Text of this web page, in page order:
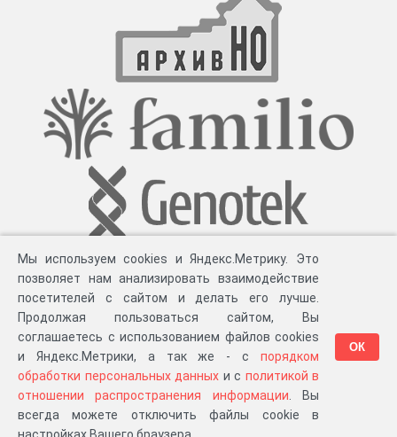
Разработка компании «Великіе предки», 2023-2026 гг. Блог.Суть проекта
Персональные данные.Распространение информации . ЧаВО. Сборка 111.35
Мы используем cookies и Яндекс.Метрику. Это
позволяет нам анализировать взаимодействие
посетителей с сайтом и делать его лучше.
Продолжая пользоваться сайтом, Вы
соглашаетесь с использованием файлов cookies
и Яндекс.Метрики, а так же - с порядком
обработки персональных данных и с политикой в
отношении распространения информации . Вы
всегда можете отключить файлы cookie в
ОК
в «Мои документы»